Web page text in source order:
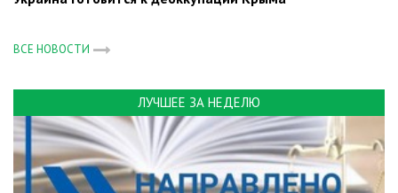
ВСЕ НОВОСТИ
ЛУЧШЕЕ ЗА НЕДЕЛЮ